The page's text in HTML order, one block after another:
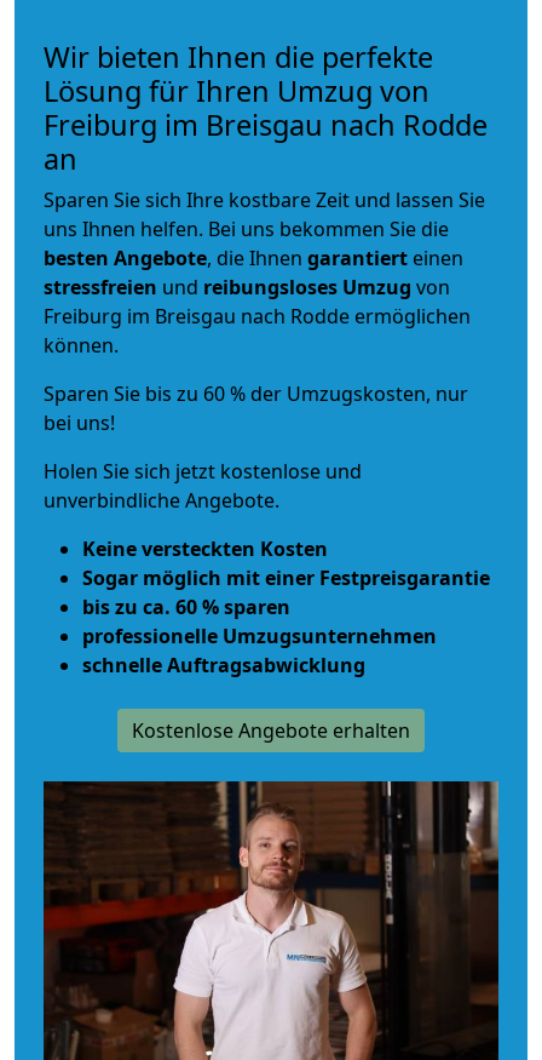
Wir bieten Ihnen die perfekte
Lösung für Ihren Umzug von
Freiburg im Breisgau nach Rodde
an
Sparen Sie sich Ihre kostbare Zeit und lassen Sie
uns Ihnen helfen. Bei uns bekommen Sie die
besten Angebote, die Ihnen garantiert einen
stressfreien und reibungsloses Umzug von
Freiburg im Breisgau nach Rodde ermöglichen
können.
Sparen Sie bis zu 60 % der Umzugskosten, nur
bei uns!
Holen Sie sich jetzt kostenlose und
unverbindliche Angebote.
Keine versteckten Kosten
Sogar möglich mit einer Festpreisgarantie
bis zu ca. 60 % sparen
professionelle Umzugsunternehmen
schnelle Auftragsabwicklung
Kostenlose Angebote erhalten